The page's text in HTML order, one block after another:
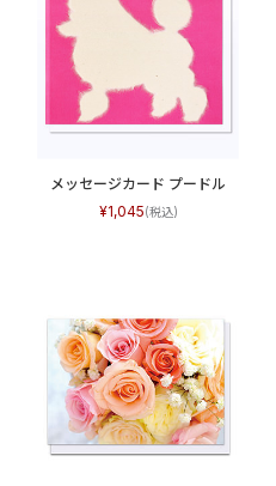
メッセージカード プードル
1,045